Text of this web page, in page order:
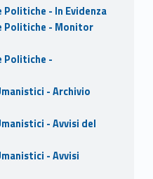
- In Evidenza
Politiche - Monitor
Politiche -
- Archivio
- Avvisi del
- Avvisi